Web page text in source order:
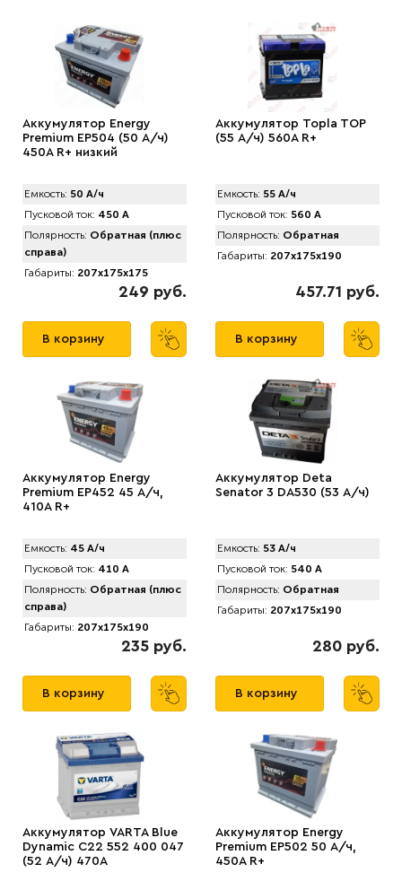
Аккумулятор Energy
Premium EP504 (50 А/ч)
450A R+ низкий
Емкость: 50 А/ч
Пусковой ток: 450 А
Полярность: Обратная (плюс
справа)
Габариты: 207x175x175
249 руб.
В корзину
Аккумулятор Topla TOP
(55 А/ч) 560A R+
Емкость: 55 А/ч
Пусковой ток: 560 А
Полярность: Обратная
Габариты: 207x175x190
457.71 руб.
В корзину
Аккумулятор Energy
Premium EP452 45 А/ч,
410A R+
Емкость: 45 А/ч
Пусковой ток: 410 А
Полярность: Обратная (плюс
справа)
Габариты: 207x175x190
235 руб.
В корзину
Аккумулятор Deta
Senator 3 DA530 (53 А/ч)
Емкость: 53 А/ч
Пусковой ток: 540 А
Полярность: Обратная
Габариты: 207x175x190
280 руб.
В корзину
Аккумулятор VARTA Blue
Dynamic C22 552 400 047
(52 А/ч) 470А
Аккумулятор Energy
Premium EP502 50 А/ч,
450A R+